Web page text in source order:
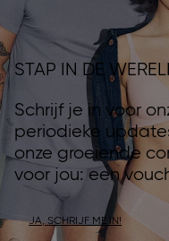
STAP IN DE
Schrijf je in voor
periodieke
onze groeiende
voor jou: een
JA, SCHRIJF ME IN!